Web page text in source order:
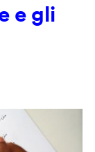
e gli